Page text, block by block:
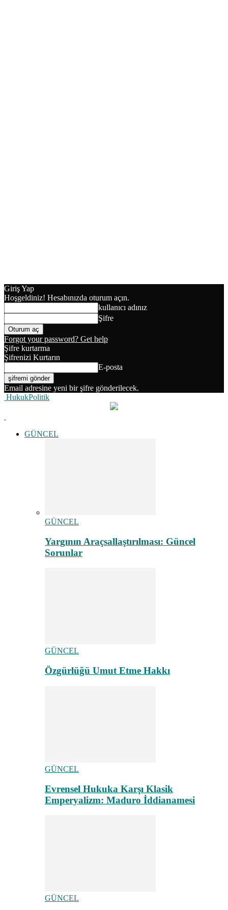
Giriş Yap
Hoşgeldiniz! Hesabınızda oturum açın.
kullanıcı adınız
Şifre
Forgot your password? Get help
Şifre kurtarma
Şifrenizi Kurtarın
E-posta
Email adresine yeni bir şifre gönderilecek.
HukukPolitik
GÜNCEL
GÜNCEL
Yargının Araçsallaştırılması: Güncel
Sorunlar
GÜNCEL
Özgürlüğü Umut Etme Hakkı
GÜNCEL
Evrensel Hukuka Karşı Klasik
Emperyalizm: Maduro İddianamesi
GÜNCEL